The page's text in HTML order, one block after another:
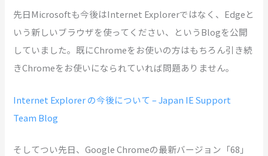
先日Microsoftも今後はInternet Explorerではなく、Edgeと
いう新しいブラウザを使ってください、というBlogを公開
していました。既にChromeをお使いの方はもちろん引き続
きChromeをお使いになられていれば問題ありません。
Internet Explorer の今後について – Japan IE Support
Team Blog
そしてつい先日、Google Chromeの最新バージョン「68」